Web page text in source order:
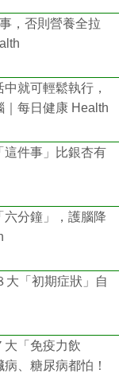
，否則營養全拉
就可輕鬆執行，
每日健康 Health
這件事」比銀杏有
分鐘」，護腦降
大「初期症狀」自
大「免疫力飲
、糖尿病都怕！